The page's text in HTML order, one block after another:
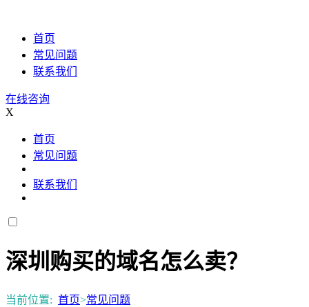
首页
常见问题
联系我们
在线咨询
X
首页
常见问题
联系我们
深圳购买的域名怎么卖？
当前位置: 首页>常见问题